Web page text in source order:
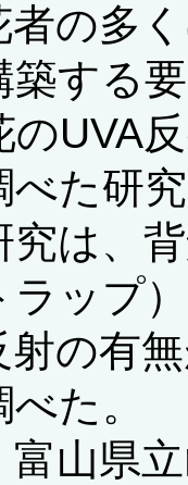
者の多
築する
のUVA
べた研
究は、
ラップ
射の有
た。
山県